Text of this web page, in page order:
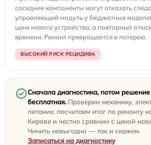
соседние компоненты могут отказать
управляющий модуль у бюджетных
цене нового устройства, а повторный
времени. Ремонт превращается в лотерею.
ВЫСОКИЙ РИСК РЕЦИДИВА
Сначала диагностика, потом
бесплатная. Проверим механику,
питание, посчитаем итог по ремонту
Кирове и честно сравним с ценой
Чинить невыгодно — так и скажем.
Записаться на диагностику